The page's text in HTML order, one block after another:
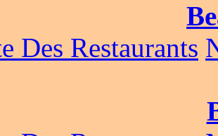
Des Restaurants